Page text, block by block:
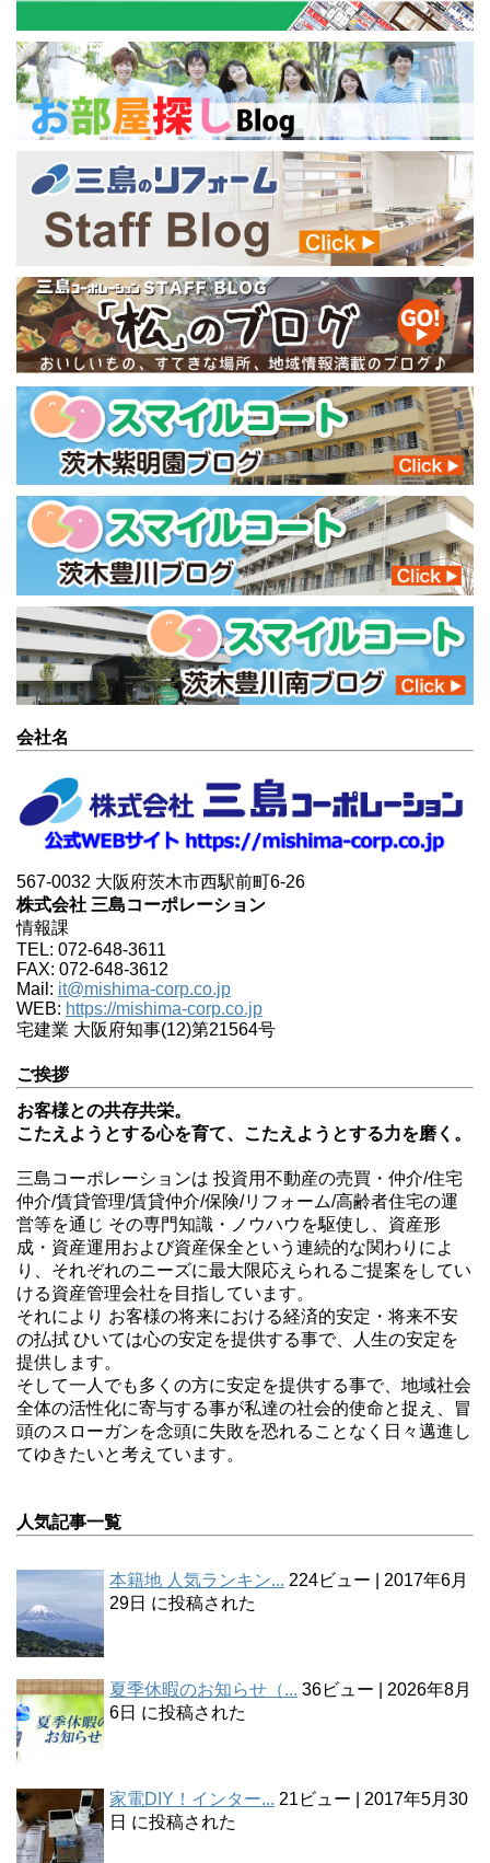
会社名
567-0032 大阪府茨木市西駅前町6-26
株式会社 三島コーポレーション
情報課
TEL: 072-648-3611
FAX: 072-648-3612
Mail: it@mishima-corp.co.jp
WEB: https://mishima-corp.co.jp
宅建業 大阪府知事(12)第21564号
ご挨拶
お客様との共存共栄。
こたえようとする心を育て、こたえようとする力を磨く。
三島コーポレーションは 投資用不動産の売買・仲介/住宅
仲介/賃貸管理/賃貸仲介/保険/リフォーム/高齢者住宅の運
営等を通じ その専門知識・ノウハウを駆使し、資産形
成・資産運用および資産保全という連続的な関わりによ
り、それぞれのニーズに最大限応えられるご提案をしてい
ける資産管理会社を目指しています。
それにより お客様の将来における経済的安定・将来不安
の払拭 ひいては心の安定を提供する事で、人生の安定を
提供します。
そして一人でも多くの方に安定を提供する事で、地域社会
全体の活性化に寄与する事が私達の社会的使命と捉え、冒
頭のスローガンを念頭に失敗を恐れることなく日々邁進し
てゆきたいと考えています。
人気記事一覧
本籍地 人気ランキン... 224ビュー
2017年6月
29日 に投稿された
夏季休暇のお知らせ（... 36ビュー
2026年8月
6日 に投稿された
家電DIY！インター... 21ビュー
2017年5月30
日 に投稿された